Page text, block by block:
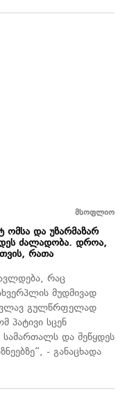
მსოფლიო
და უზარმაზარ
ძალადობა. დროა,
რათა
რაც
მუდმივად
გულწრფელად
პატივი სცენ
და შეწყდეს
- განაცხადა